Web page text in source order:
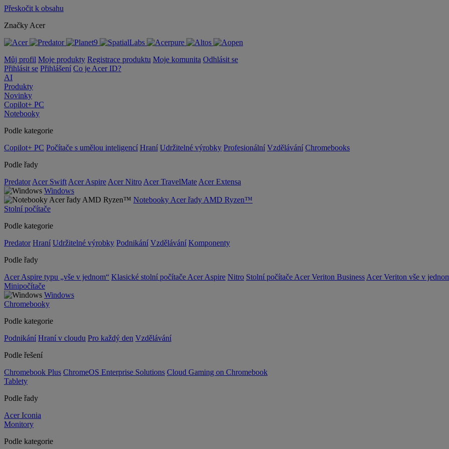
Přeskočit k obsahu
Značky Acer
Můj profil Moje produkty Registrace produktu Moje komunita Odhlásit se
Přihlásit se Přihlášení Co je Acer ID?
AI
Produkty
Novinky
Copilot+ PC
Notebooky
Podle kategorie
Copilot+ PC Počítače s umělou inteligencí Hraní Udržitelné výrobky Profesionální Vzdělávání Chromebooks
Podle řady
Predator Acer Swift Acer Aspire Acer Nitro Acer TravelMate Acer Extensa
Windows
Notebooky Acer řady AMD Ryzen™
Stolní počítače
Podle kategorie
Predator Hraní Udržitelné výrobky Podnikání Vzdělávání Komponenty
Podle řady
Acer Aspire typu „vše v jednom“ Klasické stolní počítače Acer Aspire Nitro Stolní počítače Acer Veriton Business Acer Veriton vše v
Minipočítače
Windows
Chromebooky
Podle kategorie
Podnikání Hraní v cloudu Pro každý den Vzdělávání
Podle řešení
Chromebook Plus ChromeOS Enterprise Solutions Cloud Gaming on Chromebook
Tablety
Podle řady
Acer Iconia
Monitory
Podle kategorie